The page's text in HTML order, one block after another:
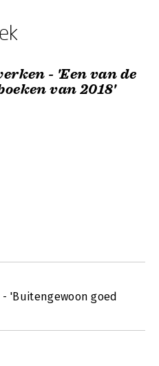
- 'Een van de
van 2018'
'Buitengewoon goed